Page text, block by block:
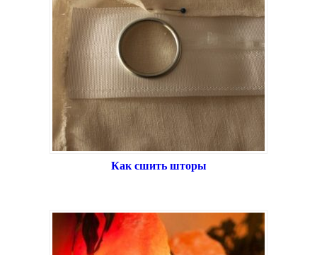
Как сшить шторы